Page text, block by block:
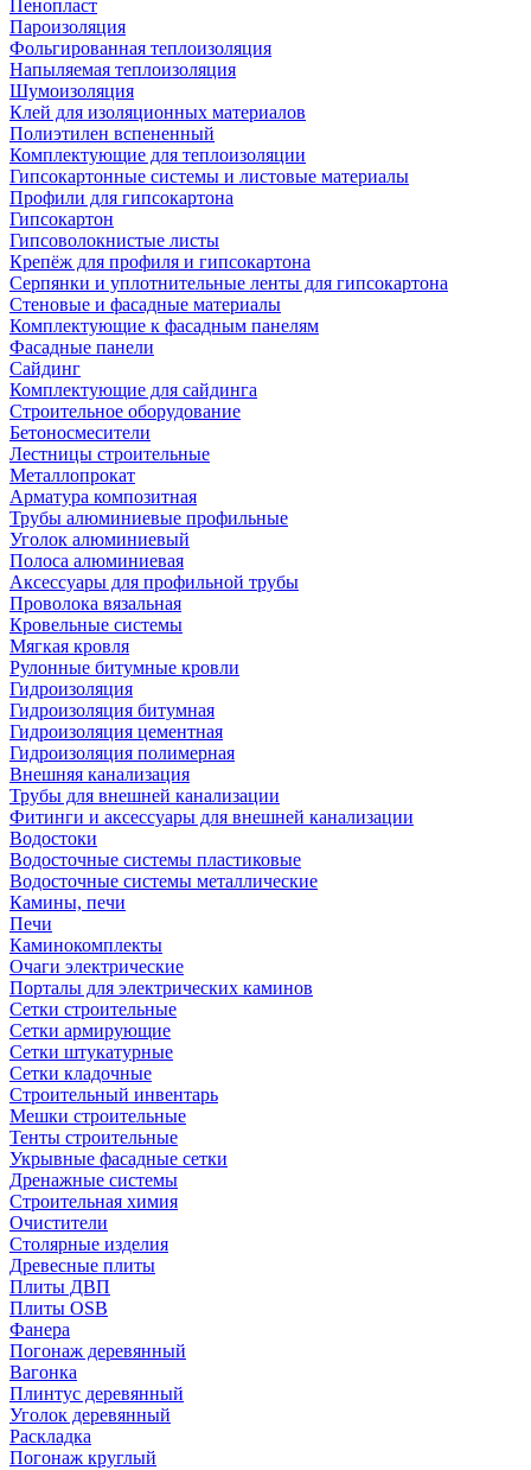
Пенопласт
Пароизоляция
Фольгированная теплоизоляция
Напыляемая теплоизоляция
Шумоизоляция
Клей для изоляционных материалов
Полиэтилен вспененный
Комплектующие для теплоизоляции
Гипсокартонные системы и листовые материалы
Профили для гипсокартона
Гипсокартон
Гипсоволокнистые листы
Крепёж для профиля и гипсокартона
Серпянки и уплотнительные ленты для гипсокартона
Стеновые и фасадные материалы
Комплектующие к фасадным панелям
Фасадные панели
Сайдинг
Комплектующие для сайдинга
Строительное оборудование
Бетоносмесители
Лестницы строительные
Металлопрокат
Арматура композитная
Трубы алюминиевые профильные
Уголок алюминиевый
Полоса алюминиевая
Аксессуары для профильной трубы
Проволока вязальная
Кровельные системы
Мягкая кровля
Рулонные битумные кровли
Гидроизоляция
Гидроизоляция битумная
Гидроизоляция цементная
Гидроизоляция полимерная
Внешняя канализация
Трубы для внешней канализации
Фитинги и аксессуары для внешней канализации
Водостоки
Водосточные системы пластиковые
Водосточные системы металлические
Камины, печи
Печи
Каминокомплекты
Очаги электрические
Порталы для электрических каминов
Сетки строительные
Сетки армирующие
Сетки штукатурные
Сетки кладочные
Строительный инвентарь
Мешки строительные
Тенты строительные
Укрывные фасадные сетки
Дренажные системы
Строительная химия
Очистители
Столярные изделия
Древесные плиты
Плиты ДВП
Плиты OSB
Фанера
Погонаж деревянный
Вагонка
Плинтус деревянный
Уголок деревянный
Раскладка
Погонаж круглый